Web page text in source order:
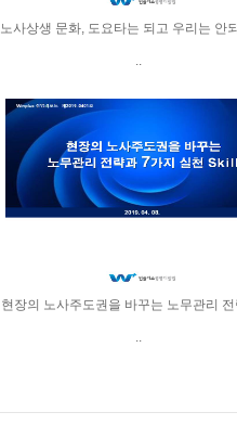
노사상생 문화, 도요타는 되고 우리는 안
..
현장의 노사주도권을 바꾸는 노무관리 전
..